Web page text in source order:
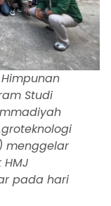
Studi
menggelar
pada hari